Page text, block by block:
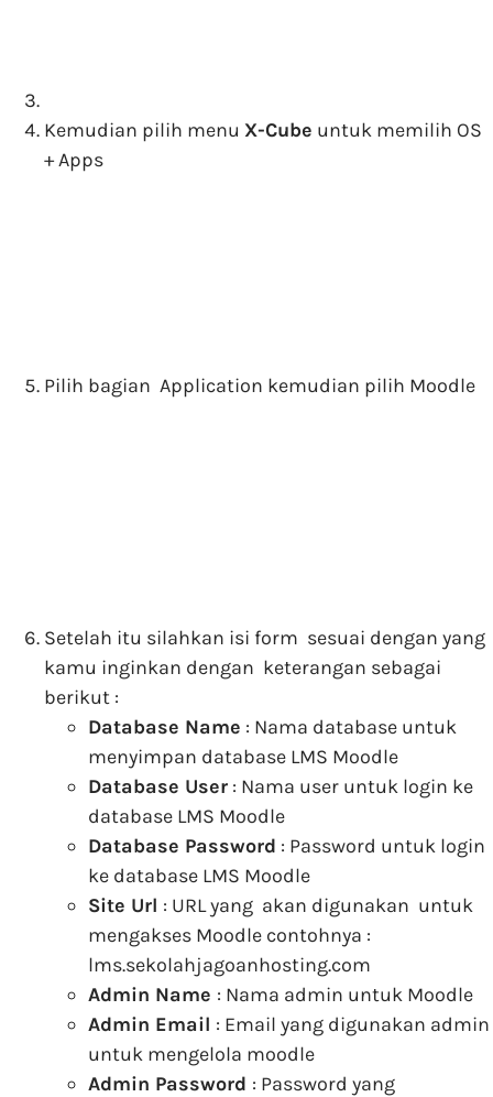
Kemudian pilih menu X-Cube untuk memilih OS
+ Apps
Pilih bagian Application kemudian pilih Moodle
Setelah itu silahkan isi form sesuai dengan yang
kamu inginkan dengan keterangan sebagai
berikut :
Database Name : Nama database untuk
menyimpan database LMS Moodle
Database User : Nama user untuk login ke
database LMS Moodle
Database Password : Password untuk login
ke database LMS Moodle
Site Url : URL yang akan digunakan untuk
mengakses Moodle contohnya :
lms.sekolahjagoanhosting.com
Admin Name : Nama admin untuk Moodle
Admin Email : Email yang digunakan admin
untuk mengelola moodle
Admin Password : Password yang